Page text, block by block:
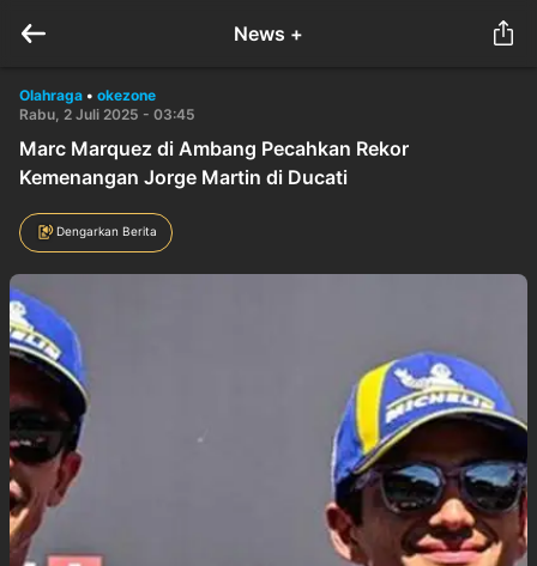
News +
Olahraga • okezone
Rabu, 2 Juli 2025 - 03:45
Marc Marquez di Ambang Pecahkan Rekor
Kemenangan Jorge Martin di Ducati
Dengarkan Berita